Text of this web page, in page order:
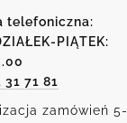
telefoniczna:
PIĄTEK:
71 81
zamówień